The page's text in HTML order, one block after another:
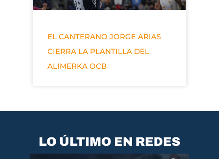
EL CANTERANO JORGE ARIAS
CIERRA LA PLANTILLA DEL
ALIMERKA OCB
LO ÚLTIMO EN REDES